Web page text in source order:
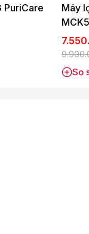
PuriCare
Máy
So